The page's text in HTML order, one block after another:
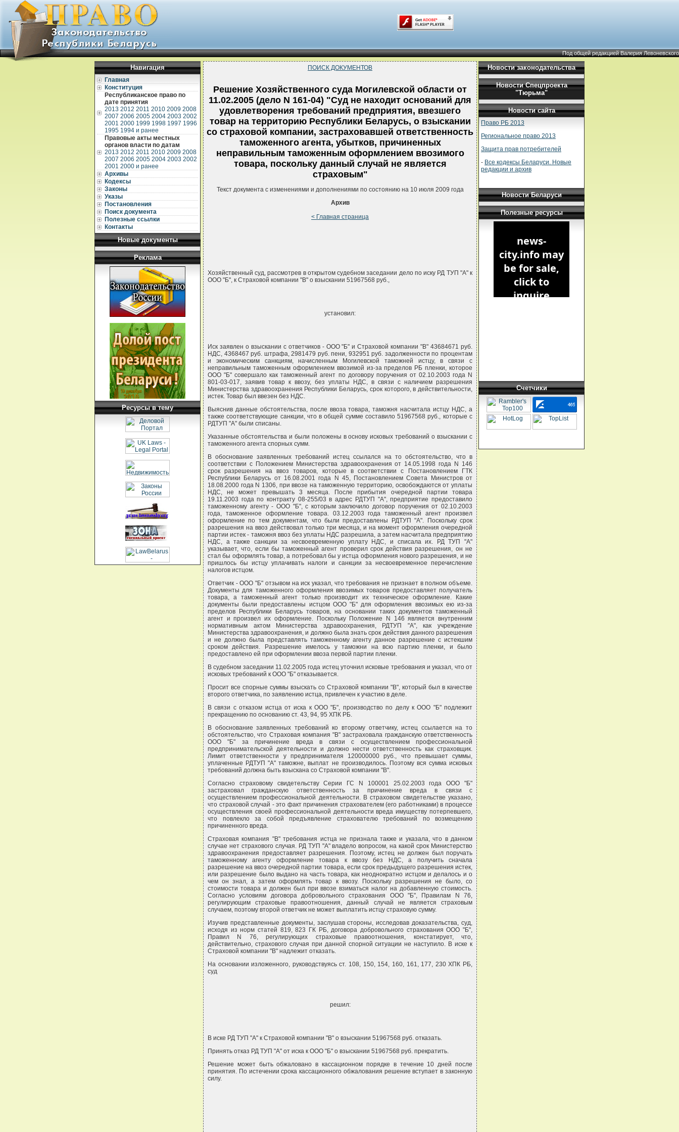
Под общей редакцией Валерия Левоневского
Навигация
Главная
Конституция
Республиканское право по
дате принятия
2013 2012 2011 2010 2009 2008
2007 2006 2005 2004 2003 2002
2001 2000 1999 1998 1997 1996
1995 1994 и ранее
Правовые акты местных
органов власти по датам
2013 2012 2011 2010 2009 2008
2007 2006 2005 2004 2003 2002
2001 2000 и ранее
Архивы
Кодексы
Законы
Указы
Постановления
Поиск документа
Полезные ссылки
Контакты
Новые документы
Реклама
Ресурсы в тему
ПОИСК ДОКУМЕНТОВ
Решение Хозяйственного суда Могилевской области от
11.02.2005 (дело N 161-04) "Суд не находит оснований для
удовлетворения требований предприятия, ввезшего
товар на территорию Республики Беларусь, о взыскании
со страховой компании, застраховавшей ответственность
таможенного агента, убытков, причиненных
неправильным таможенным оформлением ввозимого
товара, поскольку данный случай не является
страховым"
Текст документа с изменениями и дополнениями по состоянию на 10 июля 2009 года
Архив
< Главная страница
Хозяйственный суд, рассмотрев в открытом судебном заседании дело по иску РД ТУП "А" к
ООО "Б", к Страховой компании "В" о взыскании 51967568 руб.,
установил:
Иск заявлен о взыскании с ответчиков - ООО "Б" и Страховой компании "В" 43684671 руб.
НДС, 4368467 руб. штрафа, 2981479 руб. пени, 932951 руб. задолженности по процентам
и экономическим санкциям, начисленным Могилевской таможней истцу, в связи с
неправильным таможенным оформлением ввозимой из-за пределов РБ пленки, которое
ООО "Б" совершало как таможенный агент по договору поручения от 02.10.2003 года N
801-03-017, заявив товар к ввозу, без уплаты НДС, в связи с наличием разрешения
Министерства здравоохранения Республики Беларусь, срок которого, в действительности,
истек. Товар был ввезен без НДС.
Выяснив данные обстоятельства, после ввоза товара, таможня насчитала истцу НДС, а
также соответствующие санкции, что в общей сумме составило 51967568 руб., которые с
РДТУП "А" были списаны.
Указанные обстоятельства и были положены в основу исковых требований о взыскании с
таможенного агента спорных сумм.
В обоснование заявленных требований истец ссылался на то обстоятельство, что в
соответствии с Положением Министерства здравоохранения от 14.05.1998 года N 146
срок разрешения на ввоз товаров, которые в соответствии с Постановлением ГТК
Республики Беларусь от 16.08.2001 года N 45, Постановлением Совета Министров от
18.08.2000 года N 1306, при ввозе на таможенную территорию, освобождаются от уплаты
НДС, не может превышать 3 месяца. После прибытия очередной партии товара
19.11.2003 года по контракту 08-255/03 в адрес РДТУП "А", предприятие предоставило
таможенному агенту - ООО "Б", с которым заключило договор поручения от 02.10.2003
года, таможенное оформление товара. 03.12.2003 года таможенный агент произвел
оформление по тем документам, что были предоставлены РДТУП "А". Поскольку срок
разрешения на ввоз действовал только три месяца, и на момент оформления очередной
партии истек - таможня ввоз без уплаты НДС разрешила, а затем насчитала предприятию
НДС, а также санкции за несвоевременную уплату НДС, и списала их. РД ТУП "А"
указывает, что, если бы таможенный агент проверил срок действия разрешения, он не
стал бы оформлять товар, а потребовал бы у истца оформления нового разрешения, и не
пришлось бы истцу уплачивать налоги и санкции за несвоевременное перечисление
налогов истцом.
Ответчик - ООО "Б" отзывом на иск указал, что требования не признает в полном объеме.
Документы для таможенного оформления ввозимых товаров предоставляет получатель
товара, а таможенный агент только производит их техническое оформление. Какие
документы были предоставлены истцом ООО "Б" для оформления ввозимых ею из-за
пределов Республики Беларусь товаров, на основании таких документов таможенный
агент и произвел их оформление. Поскольку Положение N 146 является внутренним
нормативным актом Министерства здравоохранения, РДТУП "А", как учреждение
Министерства здравоохранения, и должно была знать срок действия данного разрешения
и не должно была представлять таможенному агенту данное разрешение с истекшим
сроком действия. Разрешение имелось у таможни на всю партию пленки, и было
предоставлено ей при оформлении ввоза первой партии пленки.
В судебном заседании 11.02.2005 года истец уточнил исковые требования и указал, что от
исковых требований к ООО "Б" отказывается.
Просит все спорные суммы взыскать со Страховой компании "В", который был в качестве
второго ответчика, по заявлению истца, привлечен к участию в деле.
В связи с отказом истца от иска к ООО "Б", производство по делу к ООО "Б" подлежит
прекращению по основанию ст. 43, 94, 95 ХПК РБ.
В обоснование заявленных требований ко второму ответчику, истец ссылается на то
обстоятельство, что Страховая компания "В" застраховала гражданскую ответственность
ООО "Б" за причинение вреда в связи с осуществлением профессиональной
предпринимательской деятельности и должно нести ответственность как страховщик.
Лимит ответственности у предпринимателя 120000000 руб., что превышает суммы,
уплаченные РДТУП "А" таможне, выплат не производилось. Поэтому вся сумма исковых
требований должна быть взыскана со Страховой компании "В".
Согласно страховому свидетельству Серии ГС N 100001 25.02.2003 года ООО "Б"
застраховал гражданскую ответственность за причинение вреда в связи с
осуществлением профессиональной деятельности. В страховом свидетельстве указано,
что страховой случай - это факт причинения страхователем (его работниками) в процессе
осуществления своей профессиональной деятельности вреда имуществу потерпевшего,
что повлекло за собой предъявление страхователю требований по возмещению
причиненного вреда.
Страховая компания "В" требования истца не признала также и указала, что в данном
случае нет страхового случая. РД ТУП "А" владело вопросом, на какой срок Министерство
здравоохранения предоставляет разрешения. Поэтому, истец не должен был поручать
таможенному агенту оформление товара к ввозу без НДС, а получить сначала
разрешение на ввоз очередной партии товара, если срок предыдущего разрешения истек,
или разрешение было выдано на часть товара, как неоднократно истцом и делалось и о
чем он знал, а затем оформлять товар к ввозу. Поскольку разрешения не было, со
стоимости товара и должен был при ввозе взиматься налог на добавленную стоимость.
Согласно условиям договора добровольного страхования ООО "Б", Правилам N 76,
регулирующим страховые правоотношения, данный случай не является страховым
случаем, поэтому второй ответчик не может выплатить истцу страховую сумму.
Изучив представленные документы, заслушав стороны, исследовав доказательства, суд,
исходя из норм статей 819, 823 ГК РБ, договора добровольного страхования ООО "Б",
Правил N 76, регулирующих страховые правоотношения, констатирует, что,
действительно, страхового случая при данной спорной ситуации не наступило. В иске к
Страховой компании "В" надлежит отказать.
На основании изложенного, руководствуясь ст. 108, 150, 154, 160, 161, 177, 230 ХПК РБ,
суд
решил:
В иске РД ТУП "А" к Страховой компании "В" о взыскании 51967568 руб. отказать.
Принять отказ РД ТУП "А" от иска к ООО "Б" о взыскании 51967568 руб. прекратить.
Решение может быть обжаловано в кассационном порядке в течение 10 дней после
принятия. По истечении срока кассационного обжалования решение вступает в законную
силу.
Новости законодательства
Новости Спецпроекта
"Тюрьма"
Новости сайта
Право РБ 2013
Региональное право 2013
Защита прав потребителей
- Все кодексы Беларуси. Новые
редакции и архив
Новости Беларуси
Полезные ресурсы
Счетчики